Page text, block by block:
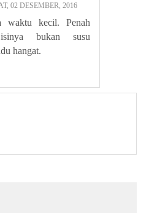
02 DESEMBER, 2016
waktu kecil. Penah
bukan susu
hangat.